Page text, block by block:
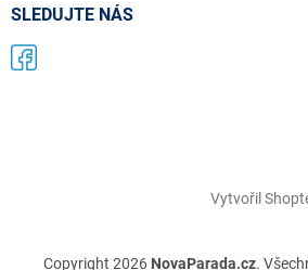
SLEDUJTE NÁS
Vytvořil
Copyright 2026 NovaParada.cz.